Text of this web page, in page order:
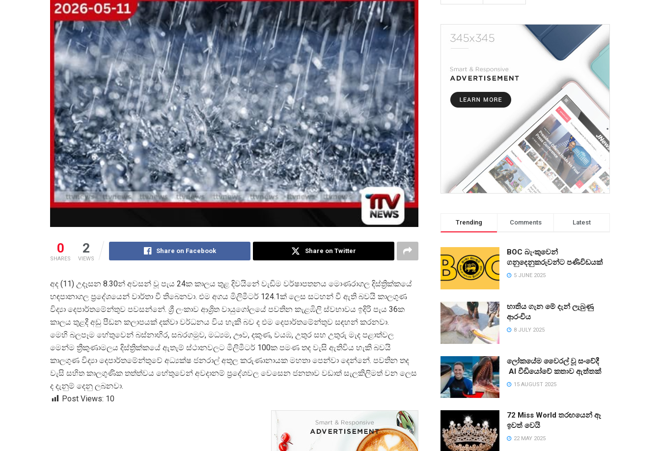
0
SHARES
2
VIEWS
Share on Facebook Share on Twitter
අද (11) උදෑසන 8.30න් අවසන් වූ පැය 24ක කාලය තුළ දිවයිනේ වැඩිම වර්ෂාපතනය මොණරාගල දිස්ත්රික්කයේ
හඳපානාගල ප්රදේශයෙන් වාර්තා වී තිබෙනවා. එම අගය මිලිමීටර් 124.1ක් ලෙස සටහන් වී ඇති බවයි කාලගුණ
විද් යා දෙපාර්තමේන්තුව පවසන්නේ. ශ් රී ලංකාව ආශ්රිත වායුගෝලයේ පවතින කැළඹිලි ස්වභාවය ඉදිරි පැය 36ක
කාලය තුළදී අඩු පීඩන කලාපයක් දක්වා වර්ධනය විය හැකි බව ද එම දෙපාර්තමේන්තුව සඳහන් කරනවා.
මෙහි බලපෑම හේතුවෙන් බස්නාහිර, සබරගමුව, මධ්යම, ඌව, දකුණ, වයඹ, උතුර සහ උතුරු මැද පළාත්වල
මෙන්ම ත්රීකුණාමලය දිස්ත්රික්කයේ ඇතැම් ස්ථානවලට මිලිමීටර් 100ක පමණ තද වැසි ඇතිවිය හැකි බවයි
කාලගුණ විද් යා දෙපාර්තමේන්තුවේ අධ්යක්ෂ ජනරාල් අතුල කරුණානායක මහතා පෙන්වා දෙන්නේ. පවතින තද
වැසි සහිත කාලගුණික තත්ත්වය හේතුවෙන් අවදානම් ප්රදේශවල වෙසෙන ජනතාව වඩාත් සැලකිලිමත් වන ලෙස
ද දැනුම් දෙනු ලබනවා.
Post Views: 10
Trending Comments Latest
BOC බැංකුවෙන්
ගනුදෙනුකරුවන්ට පණිවිඩයක්
5 JUNE 2025
භාතිය ගැන මේ දැන් ලැබුණු
ආරංචිය
8 JULY 2025
ලෝකයේම වෛරල් වූ සංවේදී
AI වීඩියෝවේ කතාව ඇත්තක්
15 AUGUST 2025
72 Miss World තරඟයෙන් ඈ
ඉවත් වෙයි
22 MAY 2025